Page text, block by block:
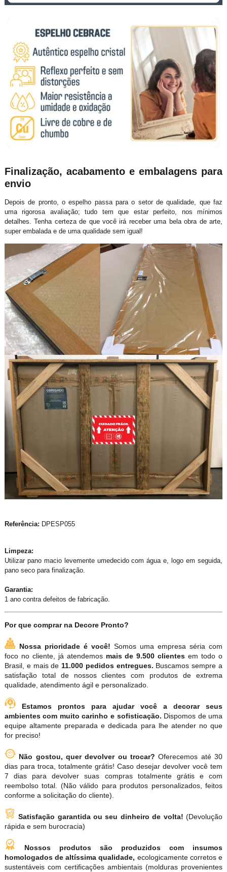
Finalização, acabamento e embalagens para
envio
Depois de pronto, o espelho passa para o setor de qualidade, que faz
uma rigorosa avaliação; tudo tem que estar perfeito, nos mínimos
detalhes. Tenha certeza de que você irá receber uma bela obra de arte,
super embalada e de uma qualidade sem igual!
Referência: DPESP055
Limpeza:
Utilizar pano macio levemente umedecido com água e, logo em seguida,
pano seco para finalização.
Garantia:
1 ano contra defeitos de fabricação.
Por que comprar na Decore Pronto?
Nossa prioridade é você! Somos uma empresa séria com
foco no cliente, já atendemos mais de 9.500 clientes em todo o
Brasil, e mais de 11.000 pedidos entregues. Buscamos sempre a
satisfação total de nossos clientes com produtos de extrema
qualidade, atendimento ágil e personalizado.
Estamos prontos para ajudar você a decorar seus
ambientes com muito carinho e sofisticação. Dispomos de uma
equipe altamente preparada e dedicada para lhe atender no que
for preciso!
Não gostou, quer devolver ou trocar?Oferecemos até 30
dias para troca, totalmente grátis! Caso desejar devolver você tem
7 dias para devolver suas compras totalmente grátis e com
reembolso total. (Não válido para produtos personalizados, feitos
conforme a solicitação do cliente).
Satisfação garantida ou seu dinheiro de volta!(Devolução
rápida e sem burocracia)
Nossos produtos são produzidos com insumos
homologados de altíssima qualidade, ecologicamente corretos e
sustentáveis com certificações ambientais (molduras provenientes